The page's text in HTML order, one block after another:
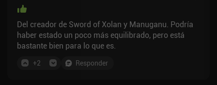
Del creador de Sword of Xolan y Manuganu. Podría
haber estado un poco más equilibrado, pero está
bastante bien para lo que es.
+2 Responder